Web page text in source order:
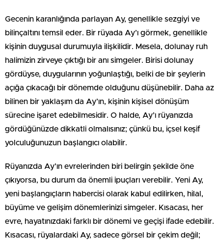
Gecenin karanlığında parlayan Ay, genellikle sezgiyi ve
bilinçaltını temsil eder. Bir rüyada Ay’ı görmek, genellikle
kişinin duygusal durumuyla ilişkilidir. Mesela, dolunay ruh
halimizin zirveye çıktığı bir anı simgeler. Birisi dolunay
gördüyse, duygularının yoğunlaştığı, belki de bir şeylerin
açığa çıkacağı bir dönemde olduğunu düşünebilir. Daha az
bilinen bir yaklaşım da Ay’ın, kişinin kişisel dönüşüm
sürecine işaret edebilmesidir. O halde, Ay’ı rüyanızda
gördüğünüzde dikkatli olmalısınız; çünkü bu, içsel keşif
yolculuğunuzun başlangıcı olabilir.
Rüyanızda Ay’ın evrelerinden biri belirgin şekilde öne
çıkıyorsa, bu durum da önemli ipuçları verebilir. Yeni Ay,
yeni başlangıçların habercisi olarak kabul edilirken, hilal,
büyüme ve gelişim dönemlerinizi simgeler. Kısacası, her
evre, hayatınızdaki farklı bir dönemi ve geçişi ifade edebilir.
Kısacası, rüyalardaki Ay, sadece görsel bir çekim değil;